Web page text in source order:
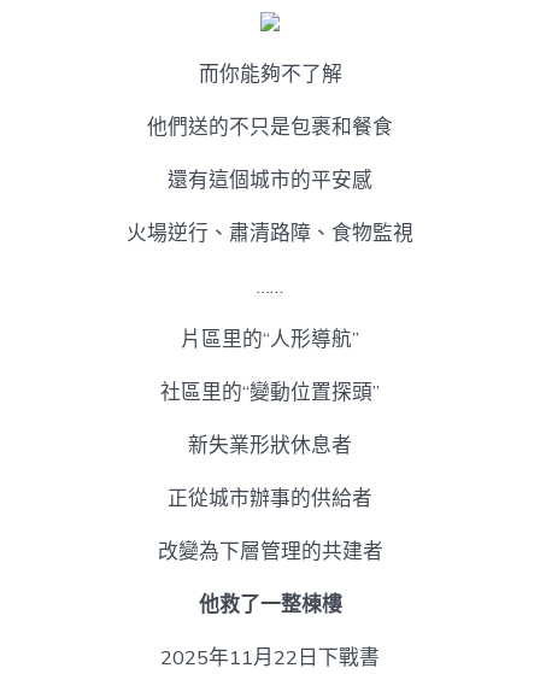
而你能夠不了解
他們送的不只是包裹和餐食
還有這個城市的平安感
火場逆行、肅清路障、食物監視
……
片區里的“人形導航”
社區里的“變動位置探頭”
新失業形狀休息者
正從城市辦事的供給者
改變為下層管理的共建者
他救了一整棟樓
2025年11月22日下戰書